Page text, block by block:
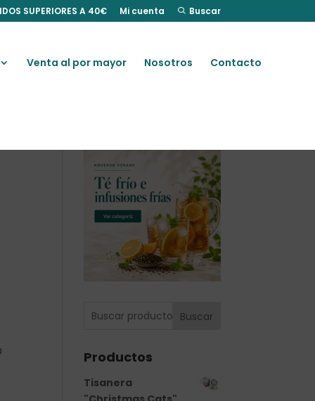
SUPERIORES A 40€ Mi cuenta Buscar
Venta al por mayor Nosotros Contacto
Buscar
Productos
Tisanera